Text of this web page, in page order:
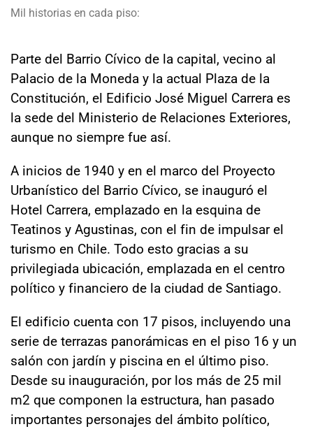
modo claro
Mil historias en cada piso:
Parte del Barrio Cívico de la capital, vecino al
Palacio de la Moneda y la actual Plaza de la
Constitución, el Edificio José Miguel Carrera es
la sede del Ministerio de Relaciones Exteriores,
aunque no siempre fue así.
A inicios de 1940 y en el marco del Proyecto
Urbanístico del Barrio Cívico, se inauguró el
Hotel Carrera, emplazado en la esquina de
Teatinos y Agustinas, con el fin de impulsar el
turismo en Chile. Todo esto gracias a su
privilegiada ubicación, emplazada en el centro
político y financiero de la ciudad de Santiago.
El edificio cuenta con 17 pisos, incluyendo una
serie de terrazas panorámicas en el piso 16 y un
salón con jardín y piscina en el último piso.
Desde su inauguración, por los más de 25 mil
m2 que componen la estructura, han pasado
importantes personajes del ámbito político,